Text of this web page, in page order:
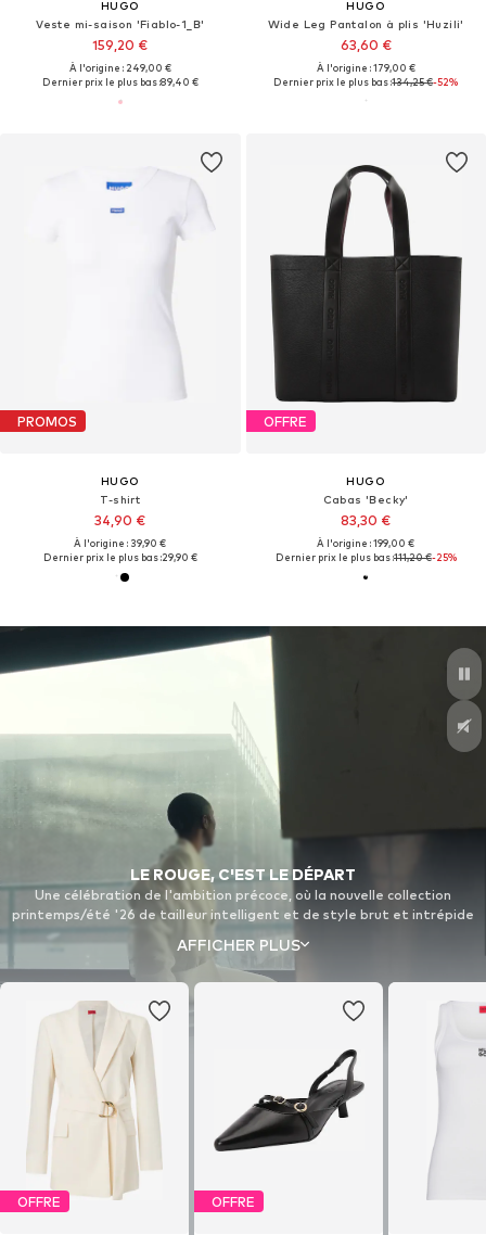
HUGO
Veste mi-saison 'Fiablo-1_B'
159,20 €
À l'origine : 249,00 €
Dernier prix le plus bas :89,40 €
HUGO
Wide Leg Pantalon à plis 'Huzili'
63,60 €
À l'origine : 179,00 €
Dernier prix le plus bas :134,25 €-52%
PROMOS
HUGO
T-shirt
34,90 €
À l'origine : 39,90 €
Dernier prix le plus bas :29,90 €
OFFRE
HUGO
Cabas 'Becky'
83,30 €
À l'origine : 199,00 €
Dernier prix le plus bas :111,20 €-25%
LE ROUGE, C'EST LE DÉPART
Une célébration de l'ambition précoce, où la nouvelle collection
printemps/été '26 de tailleur intelligent et de style brut et intrépide
est destinée à ceux qui suivent leur propre chemin. Parce que
l'ambition nous va mieux.
AFFICHER PLUS
OFFRE OFFRE